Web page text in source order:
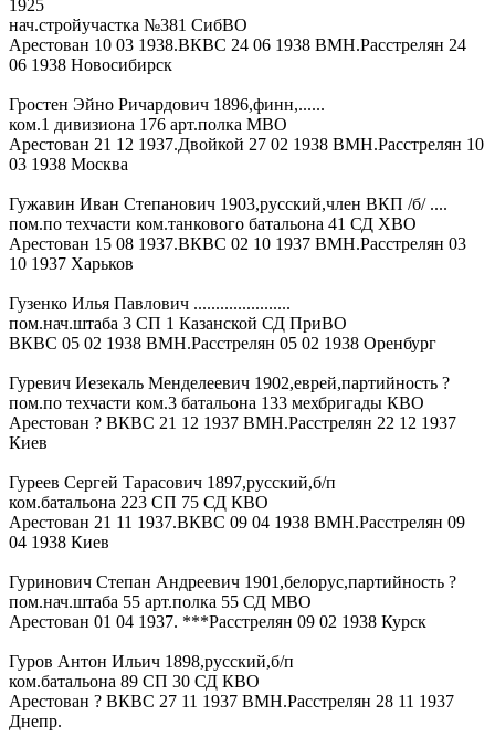
1925
нач.стройучастка №381 СибВО
Арестован 10 03 1938.ВКВС 24 06 1938 ВМН.Расстрелян 24
06 1938 Новосибирск
Гростен Эйно Ричардович 1896,финн,......
ком.1 дивизиона 176 арт.полка МВО
Арестован 21 12 1937.Двойкой 27 02 1938 ВМН.Расстрелян 10
03 1938 Москва
Гужавин Иван Степанович 1903,русский,член ВКП /б/ ....
пом.по техчасти ком.танкового батальона 41 СД ХВО
Арестован 15 08 1937.ВКВС 02 10 1937 ВМН.Расстрелян 03
10 1937 Харьков
Гузенко Илья Павлович ......................
пом.нач.штаба 3 СП 1 Казанской СД ПриВО
ВКВС 05 02 1938 ВМН.Расстрелян 05 02 1938 Оренбург
Гуревич Иезекаль Менделеевич 1902,еврей,партийность ?
пом.по техчасти ком.3 батальона 133 мехбригады КВО
Арестован ? ВКВС 21 12 1937 ВМН.Расстрелян 22 12 1937
Киев
Гуреев Сергей Тарасович 1897,русский,б/п
ком.батальона 223 СП 75 СД КВО
Арестован 21 11 1937.ВКВС 09 04 1938 ВМН.Расстрелян 09
04 1938 Киев
Гуринович Степан Андреевич 1901,белорус,партийность ?
пом.нач.штаба 55 арт.полка 55 СД МВО
Арестован 01 04 1937. ***Расстрелян 09 02 1938 Курск
Гуров Антон Ильич 1898,русский,б/п
ком.батальона 89 СП 30 СД КВО
Арестован ? ВКВС 27 11 1937 ВМН.Расстрелян 28 11 1937
Днепр.